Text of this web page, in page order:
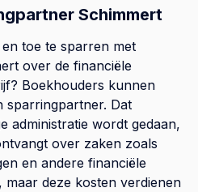
Schimmert
toe te sparren met
over de financiële
Boekhouders kunnen
sparringpartner. Dat
administratie wordt gedaan,
over zaken zoals
en andere financiële
maar deze kosten verdienen